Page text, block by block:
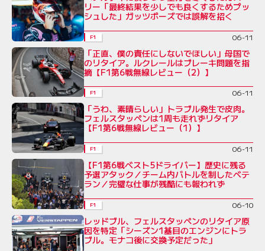
リー「最終結果を少しでも良くするためプッ
シュした」ガッツポーズでは誤解を招く
F1 06-11
「正直、僕の責任にしないでほしい」母国で
のリタイア。ルクレールはブレーキ問題を指
摘【F1第6戦無線レビュー（2）】
F1 06-11
「うわ、素晴らしい」トラブル発生で皮肉。
フェルスタッペンは1周も走れずリタイア
【F1第6戦無線レビュー（1）】
F1 06-11
【F1第6戦ベスト5ドライバー】歴史に残る
予選アタック／チーム内バトルを制したベテ
ラン／完璧な仕事が残酷にも報われず
F1 06-10
レッドブル、フェルスタッペンのリタイア原
因を特定「シーズン1基目のエンジンにトラ
ブル。モナコ後に交換予定だった」